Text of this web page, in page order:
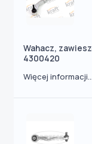
Wahacz,
4300420
Więcej informacji...